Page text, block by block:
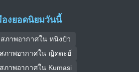
องยอดนิยมวันนี้
าพอากาศใน หนิงปัว
าพอากาศใน ญิดดะฮ์
าพอากาศใน Kumasi